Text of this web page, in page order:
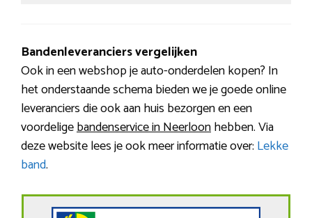
Bandenleveranciers vergelijken
Ook in een webshop je auto-onderdelen kopen? In
het onderstaande schema bieden we je goede online
leveranciers die ook aan huis bezorgen en een
voordeligebandenservice in Neerloonhebben. Via
deze website lees je ook meer informatie over: Lekke
band.